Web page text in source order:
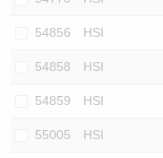
54856 HSI
54858 HSI
54859 HSI
55005 HSI